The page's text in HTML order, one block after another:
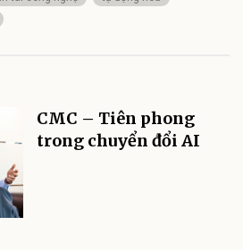
CMC – Tiên phong
trong chuyển đổi AI